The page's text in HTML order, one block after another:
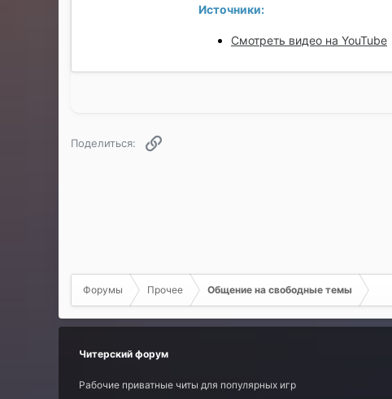
Источники:
Смотреть видео на YouTube
Поделиться:
Форумы Прочее Общение на свободные темы
Читерский форум
Рабочие приватные читы для популярных игр